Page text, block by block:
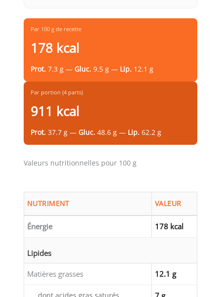
Par 100 g de recette
178 kcal
Prot. 7.3 g — Gluc. 9.5 g — Lip. 12.1 g
Par portion (4 parts)
911 kcal
Prot. 37.7 g — Gluc. 48.6 g — Lip. 62.2 g
Valeurs nutritionnelles pour 100 g
NUTRIMENT VALEUR
Énergie 178 kcal
Lipides
Matières grasses 12.1 g